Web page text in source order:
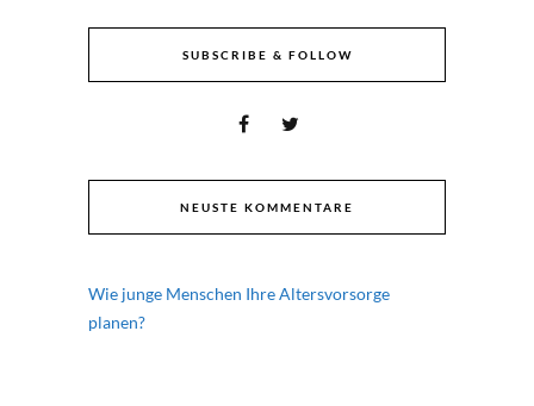
SUBSCRIBE & FOLLOW
NEUSTE KOMMENTARE
Wie junge Menschen Ihre Altersvorsorge
planen?